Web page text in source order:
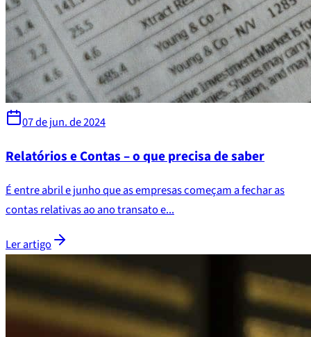
07 de jun. de 2024
Relatórios e Contas – o que precisa de saber
É entre abril e junho que as empresas começam a fechar as
contas relativas ao ano transato e...
Ler artigo